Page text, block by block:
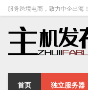
服务跨境电商，致力中企出海！
首页 独立服务器